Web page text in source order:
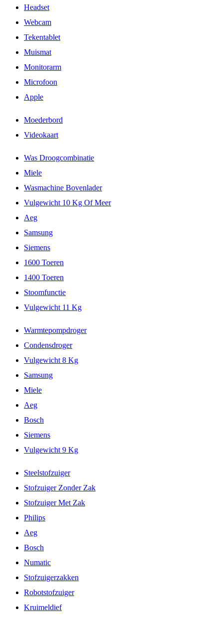
Headset
Webcam
Tekentablet
Muismat
Monitorarm
Microfoon
Apple
Moederbord
Videokaart
Was Droogcombinatie
Miele
Wasmachine Bovenlader
Vulgewicht 10 Kg Of Meer
Aeg
Samsung
Siemens
1600 Toeren
1400 Toeren
Stoomfunctie
Vulgewicht 11 Kg
Warmtepompdroger
Condensdroger
Vulgewicht 8 Kg
Samsung
Miele
Aeg
Bosch
Siemens
Vulgewicht 9 Kg
Steelstofzuiger
Stofzuiger Zonder Zak
Stofzuiger Met Zak
Philips
Aeg
Bosch
Numatic
Stofzuigerzakken
Robotstofzuiger
Kruimeldief